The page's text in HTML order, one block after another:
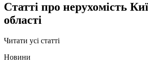
Статті про нерухомість
області
Читати усі статті
Новини